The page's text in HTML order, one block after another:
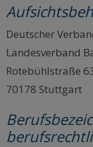
Deutscher
Landesverband
Rotebühlstraße
70178 Stuttgart